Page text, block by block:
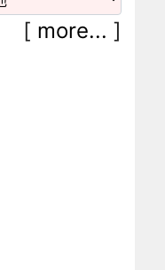
[ more... ]